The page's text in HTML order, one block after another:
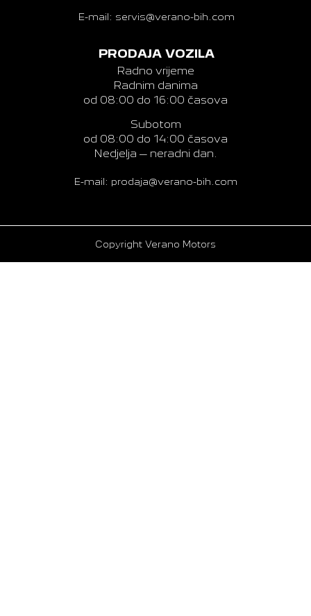
E-mail: servis@verano-bih.com
PRODAJA VOZILA
Radno vrijeme
Radnim danima
od 08:00 do 16:00 časova
Subotom
od 08:00 do 14:00 časova
Nedjelja – neradni dan.
E-mail: prodaja@verano-bih.com
Copyright Verano Motors